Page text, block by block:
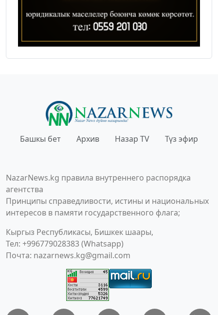
Башкы бет Архив Назар TV Түз эфир
NazarNews.kg правила внутреннего распорядка
агентства
Принципы справедливости, истины и национальных
интересов в памяти государственного флага;
Кыргыз Республикасы, Бишкек шаары,
Тел: +996779028383 (Whatsapp)
Почта: nazarnews.kg@gmail.com